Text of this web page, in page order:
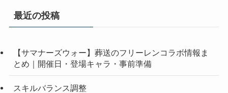
最近の投稿
【サマナーズウォー】葬送のフリーレンコラボ情報ま
とめ｜開催日・登場キャラ・事前準備
スキルバランス調整